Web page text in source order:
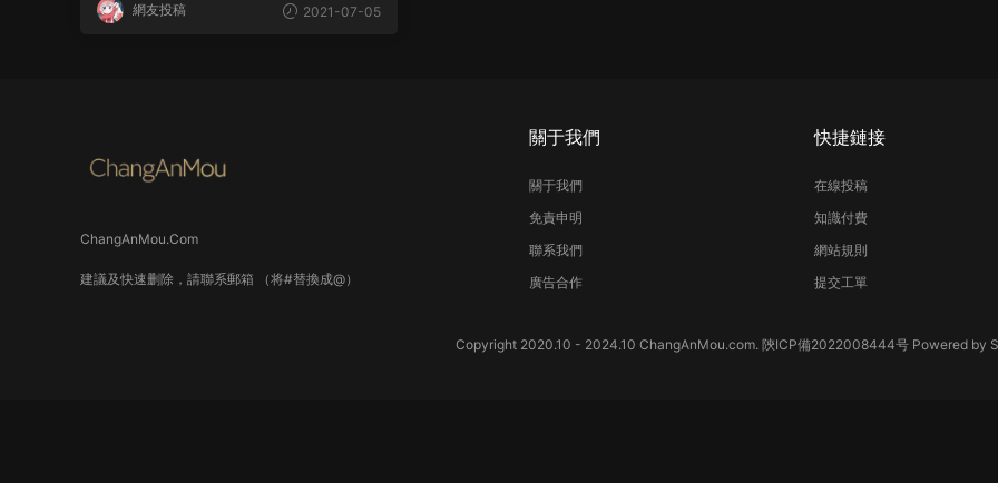
網友投稿 2021-07-05
ChangAnMou.Com
建議及快速删除，請聯系郵箱 （将#替換成@）
關于我們
關于我們
免責申明
聯系我們
廣告合作
快捷鏈接
在線投稿
知識付費
網站規則
提交工單
Copyright 2020.10 - 2024.10 ChangAnMou.com. 陝ICP備2022008444号 Powered by